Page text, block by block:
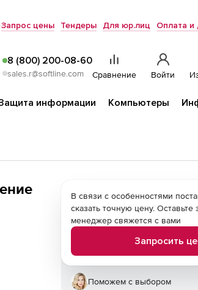
Запрос цены Тендеры Для юр.лиц Оплата и
8 (800) 200-08-60
sales.r@softline.com Сравнение Войти
информации Компьютеры
В связи с особенностями
сказать точную цену. Оставьте
менеджер свяжется с вами
Запросить
Поможем с выбором